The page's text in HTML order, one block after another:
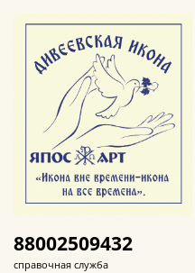
88002509432
справочная служба